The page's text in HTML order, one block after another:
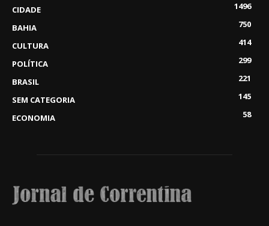
CIDADE
1496
BAHIA
750
CULTURA
414
POLÍTICA
299
BRASIL
221
SEM CATEGORIA
145
ECONOMIA
58